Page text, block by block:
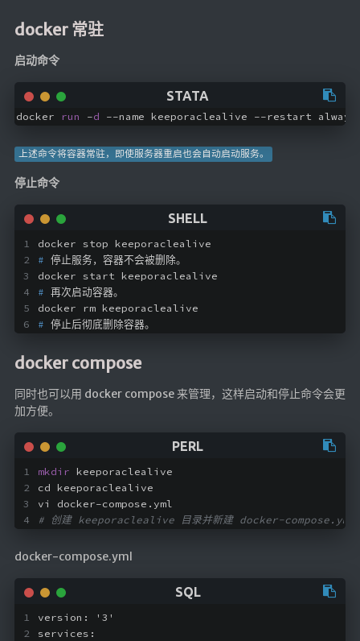
docker 常驻
启动命令
docker run -d --name keeporaclealive --restart
上述命令将容器常驻，即使服务器重启也会自动启动服务。
停止命令
docker stop keeporaclealive
# 停止服务，容器不会被删除。
docker start keeporaclealive
# 再次启动容器。
docker rm keeporaclealive
# 停止后彻底删除容器。
docker compose
同时也可以用 docker compose 来管理，这样启动和停止命令会更
加方便。
mkdir keeporaclealive
cd keeporaclealive
vi docker-compose.yml
# 创建 keeporaclealive 目录并新建 docker-compose.yml 文
docker-compose.yml
version: '3'
services:
主站网页探针
百度网盘解析
id查手机号
注册接码
临时邮箱
临时Gmail
飞船对接模拟
特效地址
引导页
Floatingheart